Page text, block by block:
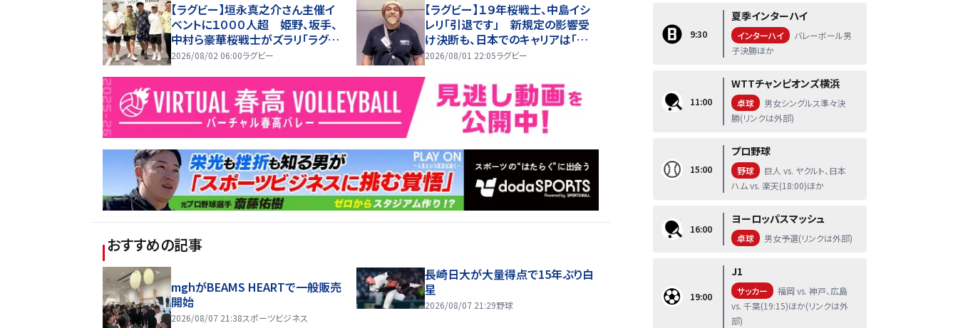
【ラグビー】垣永真之介さん主催イ
ベントに１０００人超 姫野、坂手、
中村ら豪華桜戦士がズラリ「ラグビ
ーは、会えるのが良さ」
2026/08/02 06:00ラグビー
【ラグビー】１９年桜戦士、中島イシ
レリ「引退です」 新規定の影響受
け決断も、日本でのキャリアは「楽し
かった。いい思い出」
2026/08/01 22:05ラグビー
おすすめの記事
mghがBEAMS HEARTで一般販売
開始
2026/08/07 21:38スポーツビジネス
長崎日大が大量得点で15年ぶり白
星
2026/08/07 21:29野球
9:30
夏季インターハイ
インターハイ
バレーボール男
子決勝ほか
11:00
WTTチャンピオンズ横浜
卓球
男女シングルス準々決
勝(リンクは外部)
15:00
プロ野球
野球
巨人 vs. ヤクルト、日本
ハム vs. 楽天(18:00)ほか
16:00
ヨーロッパスマッシュ
卓球 男女予選(リンクは外部)
19:00
J1
サッカー
福岡 vs. 神戸、広島
vs. 千葉(19:15)ほか(リンクは外
部)